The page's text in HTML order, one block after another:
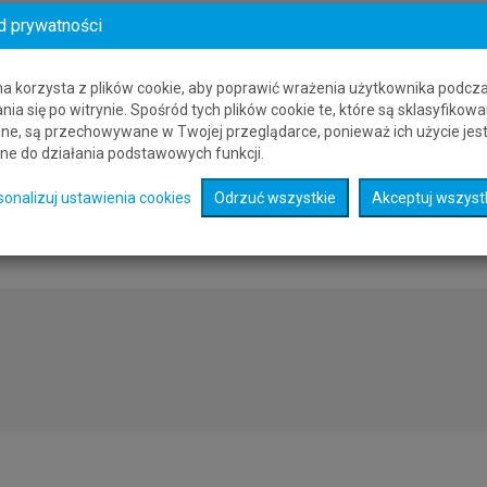
miejsc w samolotach. Dostępność miejsc zmienia się
do Karlovy Vary niższą od powyższej.
lotnicze z Polski do Karlovy Varywybierz lotnisko, z którego
zostaną wyszukane połączenia lotnicze z wybranego lotniska
prywatności
korzysta z plików cookie, aby poprawić wrażenia użytkownika
się po witrynie. Spośród tych plików cookie te, które są
są przechowywane w Twojej przeglądarce, ponieważ ich użycie jest
do działania podstawowych funkcji.
ustawienia cookies Odrzuć wszystkie Akceptuj